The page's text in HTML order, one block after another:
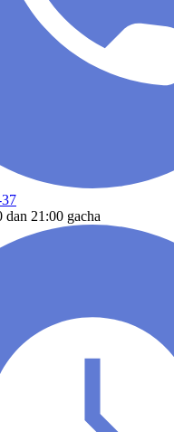
21:00 gacha